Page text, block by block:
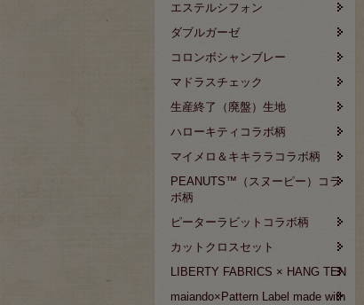
エステルシフォン
ダブルガーゼ
コロンボシャンブレー
マドラスチェック
生産終了（廃盤）生地
ハローキティコラボ柄
マイメロ＆キキララコラボ柄
PEANUTS™（スヌーピー）コラ
ボ柄
ピーターラビットコラボ柄
カットクロスセット
LIBERTY FABRICS × HANG TEN
maiando×Pattern Label made with